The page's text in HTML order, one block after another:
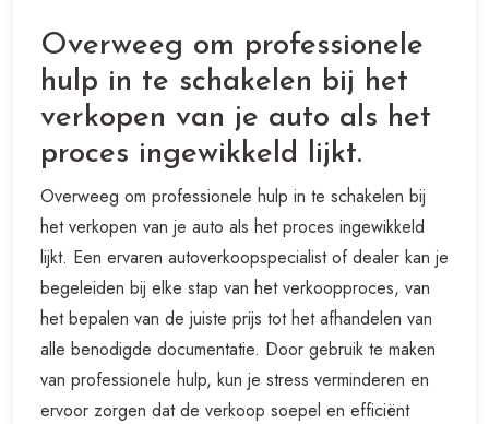
Overweeg om professionele
hulp in te schakelen bij het
verkopen van je auto als het
proces ingewikkeld lijkt.
Overweeg om professionele hulp in te schakelen bij
het verkopen van je auto als het proces ingewikkeld
lijkt. Een ervaren autoverkoopspecialist of dealer kan je
begeleiden bij elke stap van het verkoopproces, van
het bepalen van de juiste prijs tot het afhandelen van
alle benodigde documentatie. Door gebruik te maken
van professionele hulp, kun je stress verminderen en
ervoor zorgen dat de verkoop soepel en efficiënt